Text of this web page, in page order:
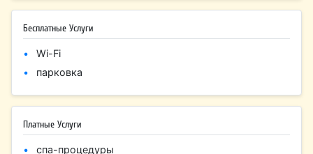
Бесплатные Услуги
Wi-Fi
парковка
Платные Услуги
спа-процедуры